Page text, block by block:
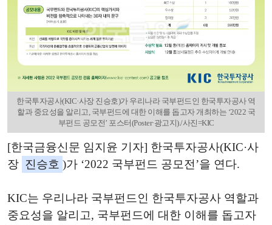
한국투자공사(KIC·사장 진승호)가 우리나라 국부펀드인 한국투자공사 역
할과 중요성을 알리고, 국부펀드에 대한 이해를 돕고자 개최하는 ‘2022 국
부펀드 공모전’ 포스터(Poster·광고지)./사진=KIC
[한국금융신문 임지윤 기자] 한국투자공사(KIC·사
장 진승호 )가 ‘2022 국부펀드 공모전’을 연다.
KIC는 우리나라 국부펀드인 한국투자공사 역할과
중요성을 알리고, 국부펀드에 대한 이해를 돕고자